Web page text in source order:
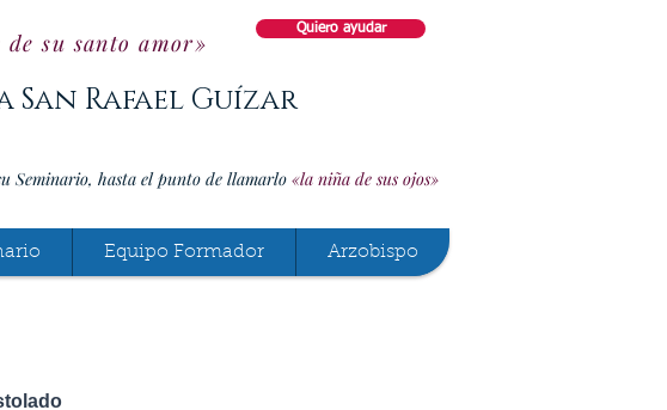
su santo amor» Quiero ayudar
San Rafael Guízar
Seminario, hasta el punto de llamarlo «la niña de sus ojos»
Equipo Formador Arzobispo